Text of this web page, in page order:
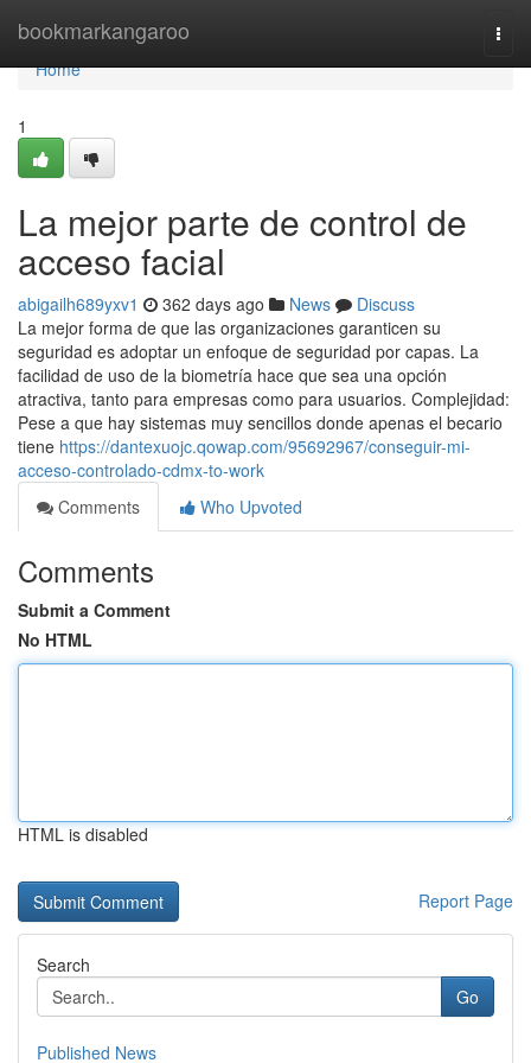
bookmarkangaroo
Home
Home
1
La mejor parte de control de
acceso facial
abigailh689yxv1 362 days ago News
Discuss
La mejor forma de que las organizaciones garanticen su
seguridad es adoptar un enfoque de seguridad por capas. La
facilidad de uso de la biometría hace que sea una opción
atractiva, tanto para empresas como para usuarios. Complejidad:
Pese a que hay sistemas muy sencillos donde apenas el becario
tiene https://dantexuojc.qowap.com/95692967/conseguir-mi-
acceso-controlado-cdmx-to-work
Comments
Who Upvoted
Comments
Submit a Comment
No HTML
HTML is disabled
Report Page
Search
Go
Published News